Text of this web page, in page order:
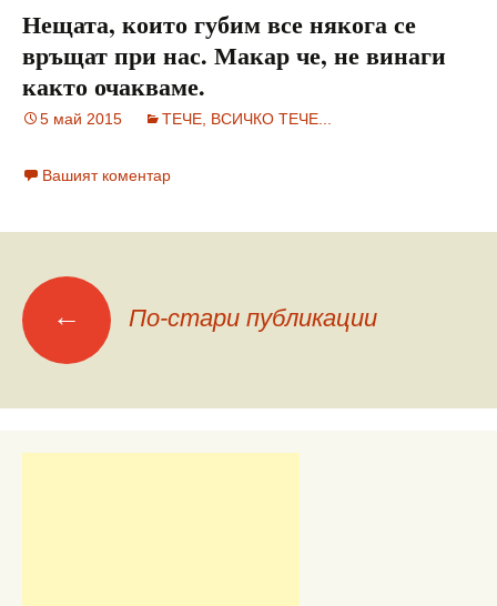
Нещата, които губим все някога се
връщат при нас. Макар че, не винаги
както очакваме.
5 май 2015 ТЕЧЕ, ВСИЧКО ТЕЧЕ...
Вашият коментар
Меню
на
публикациите
← По-стари публикации